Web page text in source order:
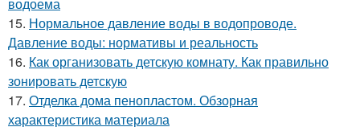
15. Нормальное давление воды в водопроводе.
Давление воды: нормативы и реальность
16. Как организовать детскую комнату. Как правильно
зонировать детскую
17. Отделка дома пенопластом. Обзорная
характеристика материала